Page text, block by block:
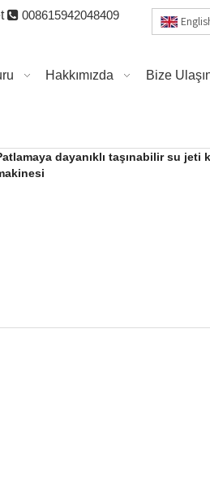
 008615942048409
Hakkımızda Bize
dayanıklı taşınabilir su jeti